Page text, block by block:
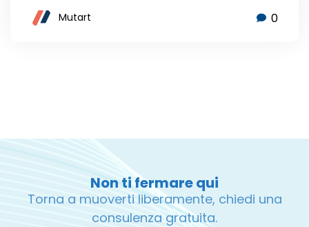
Mutart 0
Non ti fermare qui
Torna a muoverti liberamente, chiedi una
consulenza gratuita.